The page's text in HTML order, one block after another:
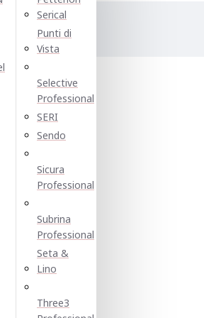
Serical
Punti di
Vista
Selective
Professional
SERI
Sendo
Sicura
Professional
Subrina
Professional
Seta &
Lino
Three3